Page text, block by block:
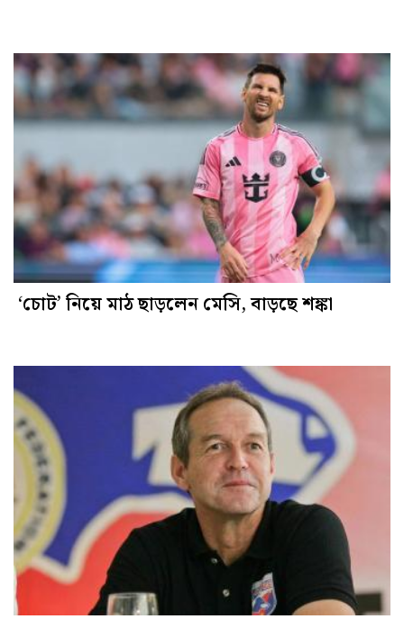
‘চোট’ নিয়ে মাঠ ছাড়লেন মেসি, বাড়ছে শঙ্কা